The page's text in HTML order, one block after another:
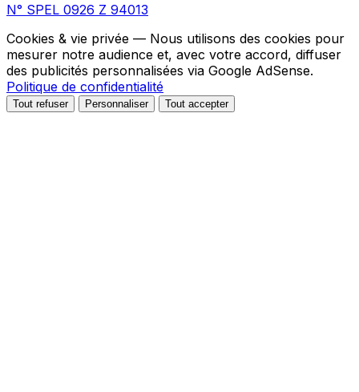
N° SPEL 0926 Z 94013
Cookies & vie privée — Nous utilisons des cookies pour
mesurer notre audience et, avec votre accord, diffuser
des publicités personnalisées via Google AdSense.
Politique de confidentialité
Tout refuser Personnaliser Tout accepter